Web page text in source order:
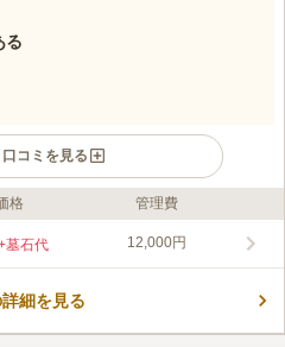
る
コミを見る
る浄土真宗本願寺派の寺院です。 室
り、駐車場も完備されているので、電
格 管理費
墓石代 12,000円
細を見る